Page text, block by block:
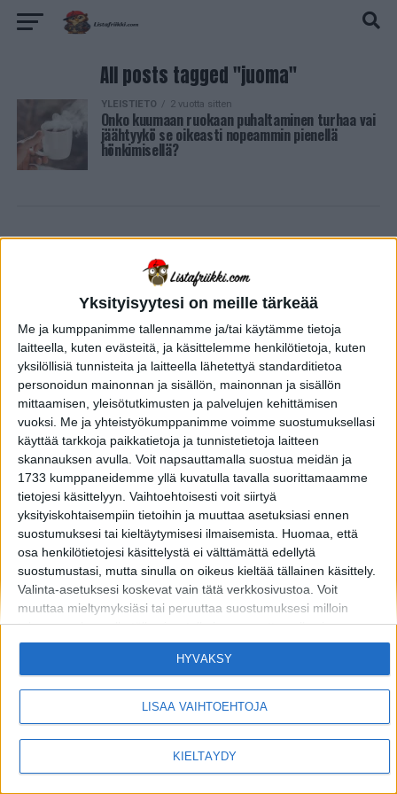
Yksityisyytesi on meille tärkeää
Me ja kumppanimme tallennamme ja/tai käytämme tietoja
laitteella, kuten evästeitä, ja käsittelemme henkilötietoja, kuten
yksilöllisiä tunnisteita ja laitteella lähetettyä standarditietoa
personoidun mainonnan ja sisällön, mainonnan ja sisällön
mittaamisen, yleisötutkimusten ja palvelujen kehittämisen
vuoksi. Me ja yhteistyökumppanimme voimme suostumuksellasi
käyttää tarkkoja paikkatietoja ja tunnistetietoja laitteen
skannauksen avulla. Voit napsauttamalla suostua meidän ja
1733 kumppaneidemme yllä kuvatulla tavalla suorittamaamme
tietojesi käsittelyyn. Vaihtoehtoisesti voit siirtyä
yksityiskohtaisempiin tietoihin ja muuttaa asetuksiasi ennen
suostumuksesi tai kieltäytymisesi ilmaisemista.
Huomaa, että
osa henkilötietojesi käsittelystä ei välttämättä edellytä
suostumustasi, mutta sinulla on oikeus kieltää tällainen käsittely.
Valinta-asetuksesi koskevat vain tätä verkkosivustoa. Voit
muuttaa mieltymyksiäsi tai peruuttaa suostumuksesi milloin
tahansa palaamalla tälle sivustolle ja napsauttamalla sivun
alaosassa olevaa "Yksityisyys" -painiketta.
Huomaa myös, että tämä verkkosivusto/sovellus käyttää yhtä tai
mukaan lukien, niihin kuitenkaan rajoittumatta,
verkkosivustolla/sovelluksessa vierailuusi tai niiden käyttöösi ja
niissä harjoittamaasi toimintaan/käyttäytymiseen liittyviä tietoja.
Alla olevassa Googlen suostumusosiossa voit antaa tai kieltää
suostumuksen Googlelle ja sen kolmannen osapuolen
LISÄÄ VAIHTOEHTOJA
KIELTÄYDY
HYVÄKSY
All posts tagged "juoma"
YLEISTIETO 2 vuotta sitten
Onko kuumaan ruokaan puhaltaminen turhaa vai
jäähtyykö se oikeasti nopeammin pienellä
hönkimisellä?
MIKÄ LISTAFRIIKKI?
HALUATKO MAINOSTAJAKSI LISTAFRIIKKIIN?
TIETOSUOJA JA EVÄSTEET
OTA YHTEYTTÄ
Copyright © 2026 Listamedia